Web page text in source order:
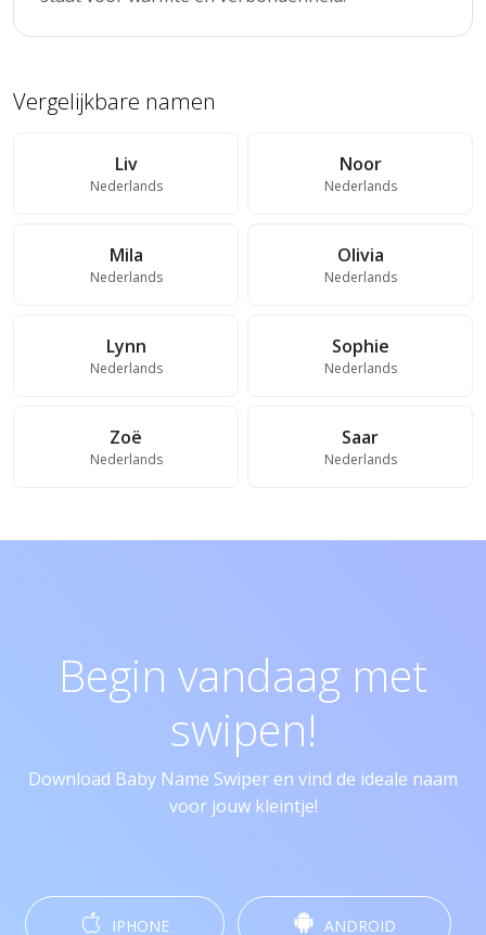
Vergelijkbare namen
Liv
Nederlands
Noor
Nederlands
Mila
Nederlands
Olivia
Nederlands
Lynn
Nederlands
Sophie
Nederlands
Zoë
Nederlands
Saar
Nederlands
Begin vandaag met
swipen!
Download Baby Name Swiper en vind de ideale naam
voor jouw kleintje!
IPHONE ANDROID